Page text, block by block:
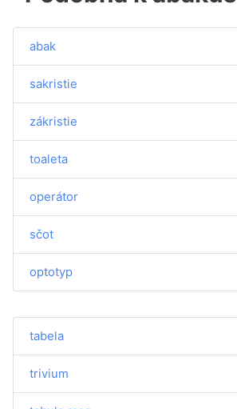
abak
sakristie
zákristie
toaleta
operátor
sčot
optotyp
tabela
trivium